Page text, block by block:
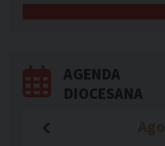
AGENDA
DIOCESANA